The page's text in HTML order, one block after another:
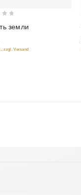
земли
zzgl. Versand